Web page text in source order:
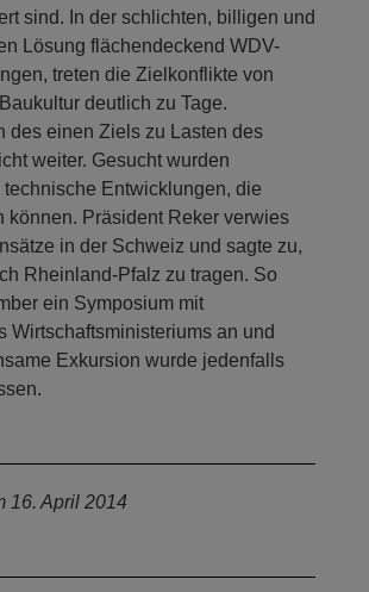
sind. In der schlichten, billigen und
Lösung flächendeckend WDV-
treten die Zielkonflikte von
deutlich zu Tage.
des einen Ziels zu Lasten des
weiter. Gesucht wurden
technische Entwicklungen, die
können. Präsident Reker verwies
in der Schweiz und sagte zu,
Rheinland-Pfalz zu tragen. So
ein Symposium mit
Wirtschaftsministeriums an und
Exkursion wurde jedenfalls
16. April 2014